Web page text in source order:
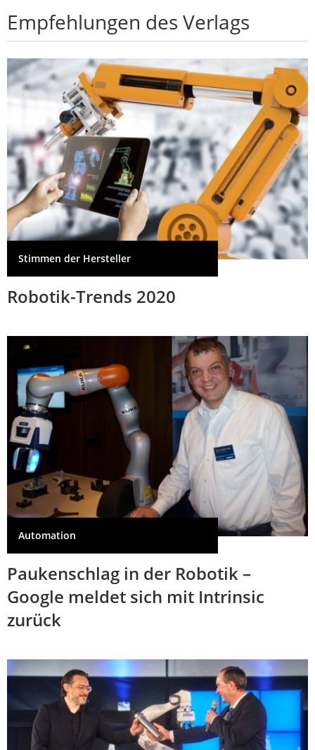
Empfehlungen des Verlags
Stimmen der Hersteller
Robotik-Trends 2020
Automation
Paukenschlag in der Robotik –
Google meldet sich mit Intrinsic
zurück